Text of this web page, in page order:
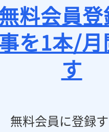
料会員
を1本/
す
無料会員に登録